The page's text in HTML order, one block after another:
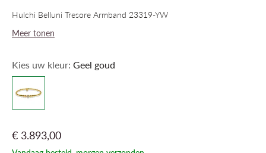
Hulchi Belluni Tresore Armband 23319-YW
Meer tonen
Kies uw kleur: Geel goud
€ 3.893,00